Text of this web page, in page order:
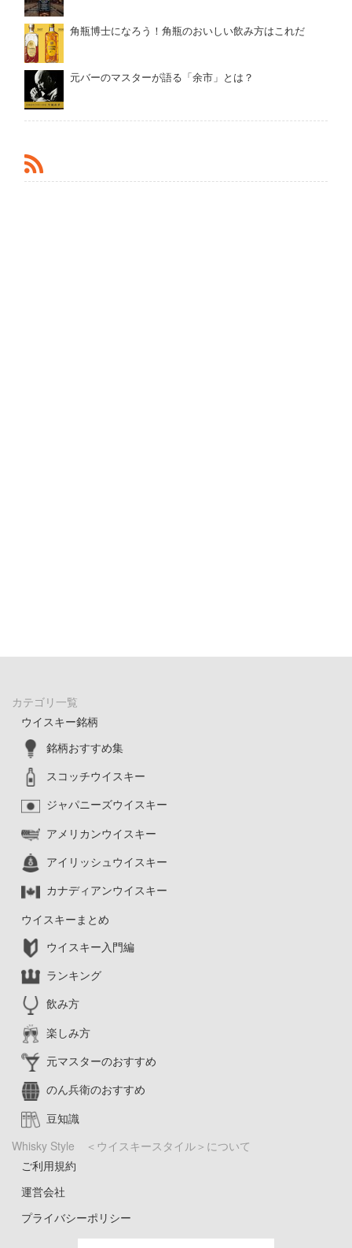
角瓶博士になろう！角瓶のおいしい飲み方はこれだ
元バーのマスターが語る「余市」とは？
カテゴリ一覧
ウイスキー銘柄
銘柄おすすめ集
スコッチウイスキー
ジャパニーズウイスキー
アメリカンウイスキー
アイリッシュウイスキー
カナディアンウイスキー
ウイスキーまとめ
ウイスキー入門編
ランキング
飲み方
楽しみ方
元マスターのおすすめ
のん兵衛のおすすめ
豆知識
Whisky Style ＜ウイスキースタイル＞について
ご利用規約
運営会社
プライバシーポリシー